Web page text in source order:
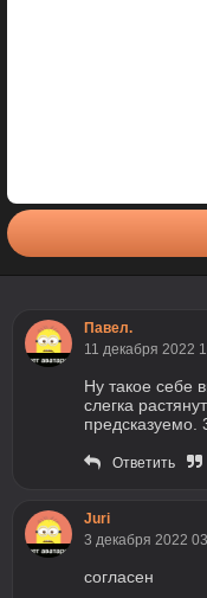
Павел.
11 декабря 2022
Ну такое себе
слегка
предсказуемо.
Ответить
Juri
3 декабря 2022
согласен